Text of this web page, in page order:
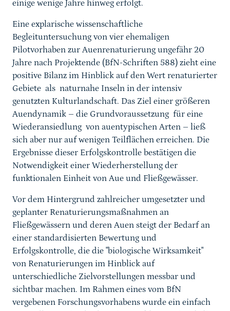
einige wenige Jahre hinweg erfolgt.
Eine explarische wissenschaftliche
Begleituntersuchung von vier ehemaligen
Pilotvorhaben zur Auenrenaturierung ungefähr 20
Jahre nach Projektende (BfN-Schriften 588) zieht eine
positive Bilanz im Hinblick auf den Wert renaturierter
Gebiete als naturnahe Inseln in der intensiv
genutzten Kulturlandschaft. Das Ziel einer größeren
Auendynamik – die Grundvoraussetzung für eine
Wiederansiedlung von auentypischen Arten – ließ
sich aber nur auf wenigen Teilflächen erreichen. Die
Ergebnisse dieser Erfolgskontrolle bestätigen die
Notwendigkeit einer Wiederherstellung der
funktionalen Einheit von Aue und Fließgewässer.
Vor dem Hintergrund zahlreicher umgesetzter und
geplanter Renaturierungsmaßnahmen an
Fließgewässern und deren Auen steigt der Bedarf an
einer standardisierten Bewertung und
Erfolgskontrolle, die die "biologische Wirksamkeit"
von Renaturierungen im Hinblick auf
unterschiedliche Zielvorstellungen messbar und
sichtbar machen. Im Rahmen eines vom BfN
vergebenen Forschungsvorhabens wurde ein einfach